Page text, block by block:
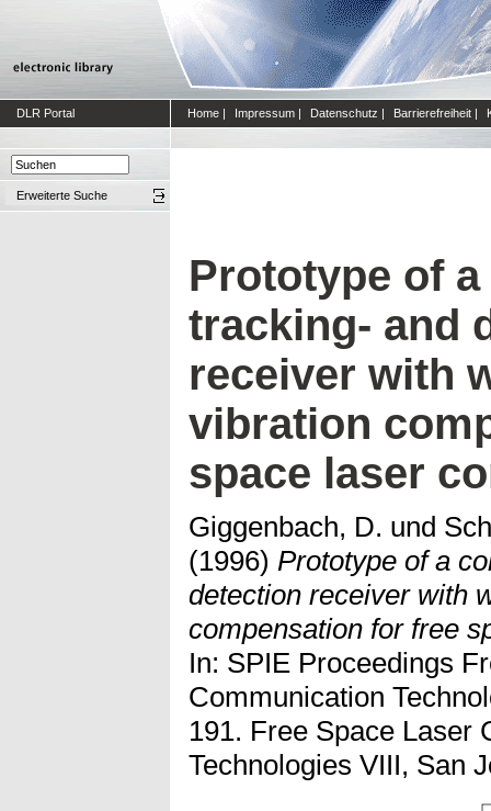
DLR Portal Home | Impressum | Datenschutz | Barrierefreiheit |
Erweiterte Suche
Prototype of
tracking- and
receiver with
vibration
space laser
Giggenbach, D. und
(1996) Prototype of a
detection receiver with
compensation for free
In: SPIE Proceedings
Communication
191. Free Space Laser
Technologies VIII, San